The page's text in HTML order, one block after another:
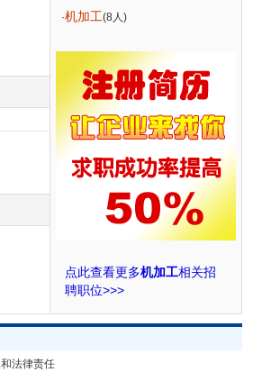
·机加工(8人)
点此查看更多机加工相关招
聘职位>>>
法律责任